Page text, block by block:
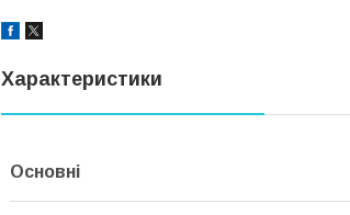
Характеристики
Основні